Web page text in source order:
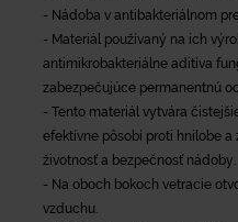
- Nádoba v antibakteriálnom
- Materiál používaný na ich
antimikrobakteriálne aditíva
zabezpečujúce permanentnú
- Tento materiál vytvára
efektívne pôsobí proti hnilobe a
životnosť a bezpečnosť nádoby.
- Na oboch bokoch vetracie
vzduchu.